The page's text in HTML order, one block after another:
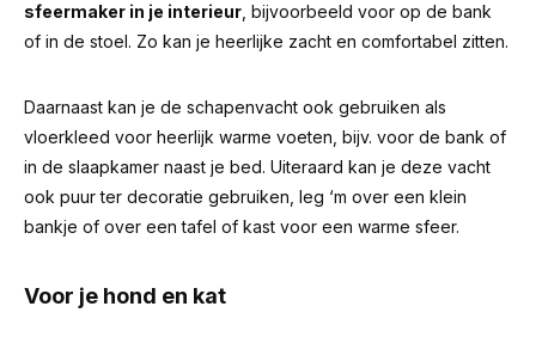
sfeermaker in je interieur , bijvoorbeeld voor op de bank
of in de stoel. Zo kan je heerlijke zacht en comfortabel zitten.
Daarnaast kan je de schapenvacht ook gebruiken als
vloerkleed voor heerlijk warme voeten, bijv. voor de bank of
in de slaapkamer naast je bed. Uiteraard kan je deze vacht
ook puur ter decoratie gebruiken, leg ‘m over een klein
bankje of over een tafel of kast voor een warme sfeer.
Voor je hond en kat